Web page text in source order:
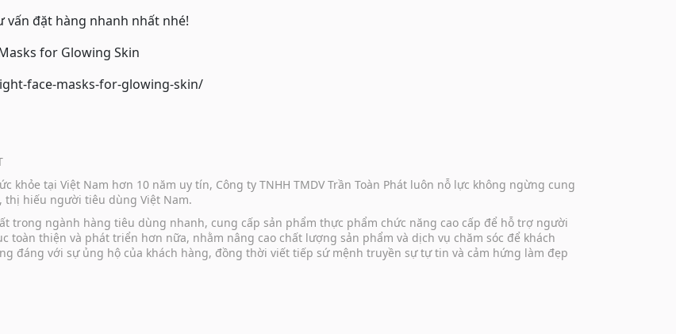
vấn đặt hàng nhanh nhất nhé!
for Glowing Skin
face-masks-for-glowing-skin/
khỏe tại Việt Nam hơn 10 năm uy tín, Công ty TNHH TMDV Trần Toàn Phát luôn nỗ lực không ngừng cung
thị hiếu người tiêu dùng Việt Nam.
trong ngành hàng tiêu dùng nhanh, cung cấp sản phẩm thực phẩm chức năng cao cấp để hỗ trợ người
toàn thiện và phát triển hơn nữa, nhằm nâng cao chất lượng sản phẩm và dịch vụ chăm sóc để khách
đáng với sự ủng hộ của khách hàng, đồng thời viết tiếp sứ mệnh truyền sự tự tin và cảm hứng làm đẹp